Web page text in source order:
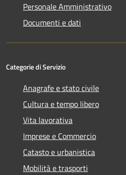
Personale Amministrativo
Documenti e dati
Categorie di Servizio
Anagrafe e stato civile
Cultura e tempo libero
Vita lavorativa
Imprese e Commercio
Catasto e urbanistica
Mobilità e trasporti